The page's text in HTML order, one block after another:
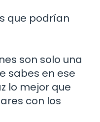
que podrían
son solo una
sabes en ese
lo mejor que
con los